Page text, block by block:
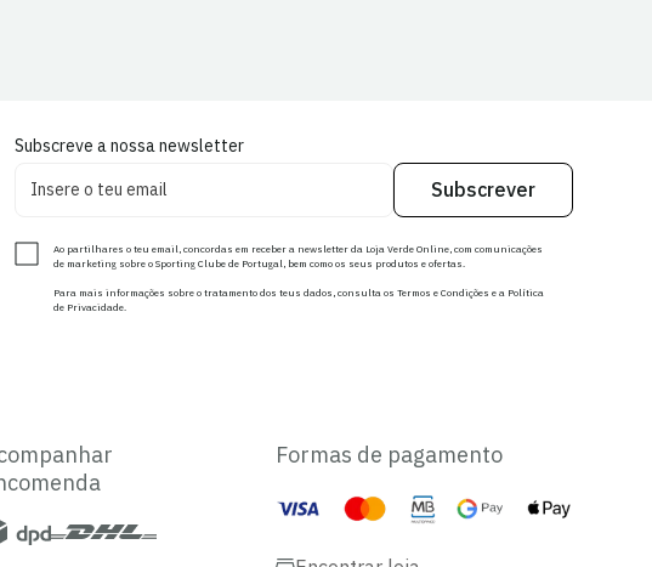
Subscreve a nossa newsletter
Subscrever
Ao partilhares o teu email, concordas em receber a newsletter da Loja Verde Online, com comunicações
de marketing sobre o Sporting Clube de Portugal, bem como os seus produtos e ofertas.
Para mais informações sobre o tratamento dos teus dados, consulta os Termos e Condições e a Política
de Privacidade.
Formas de pagamento